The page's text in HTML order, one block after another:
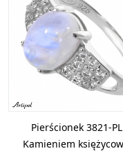
Pierścionek 3821-
Kamieniem